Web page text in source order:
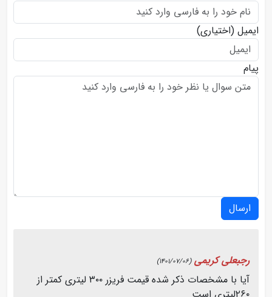
ایمیل (اختیاری)
پیام
ارسال
رجبعلی کریمی (1401/07/06)
آیا با مشخصات ذکر شده قیمت فریزر ۳۰۰ لیتری کمتر از